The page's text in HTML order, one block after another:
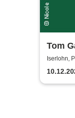
Tom
A
Iserlohn,